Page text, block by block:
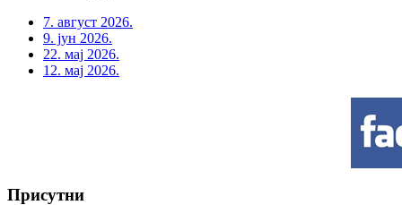
7. август 2026.
9. јун 2026.
22. мај 2026.
12. мај 2026.
Присутни